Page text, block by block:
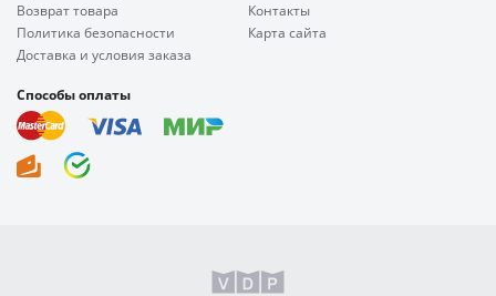
Возврат товара
Политика безопасности
Доставка и условия заказа
Контакты
Карта сайта
Способы оплаты